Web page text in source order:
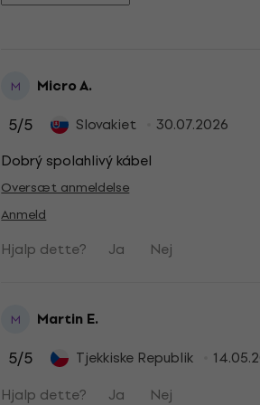
M Micro A.
5/5 Slovakiet
30.07.2026
Dobrý spolahlivý kábel
Oversæt anmeldelse
Anmeld
Hjalp dette? Ja Nej
M Martin E.
5/5 Tjekkiske Republik
Hjalp dette?
Ja Nej